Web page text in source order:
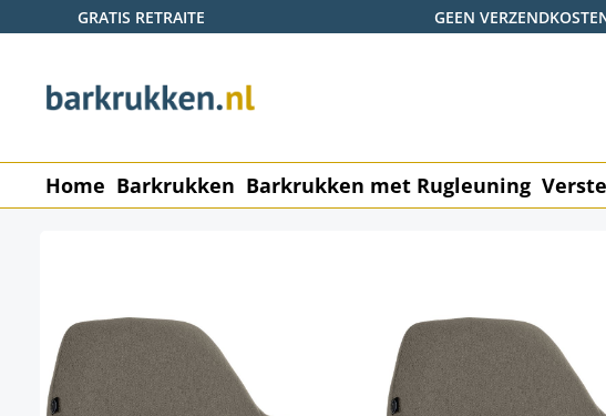
de hoofdinhoud
Ga naar de zoekopdracht
Ga naar de hoofdnavigatie
GRATIS RETRAITE GEEN
Home Barkrukken Barkrukken met Rugleuning